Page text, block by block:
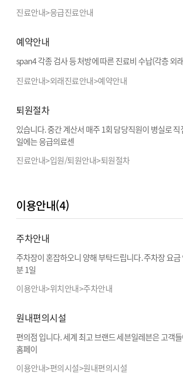
진료안내>응급진료안내
예약안내
span4 각종 검사 등 처방에 따른 진료비 수납(각층 외
진료안내>외래진료안내>예약안내
퇴원절차
있습니다. 중간 계산서 매주 1회 담당직원이 병실로
일에는 응급의료센
진료안내>입원/퇴원안내>퇴원절차
이용안내(4)
주차안내
주차장이 혼잡하오니 양해 부탁드립니다. 주차장 요
분 1일
이용안내>위치안내>주차안내
원내편의시설
편의점 입니다. 세계 최고 브랜드 세븐일레븐은 고객
홈페이
이용안내>편의시설>원내편의시설